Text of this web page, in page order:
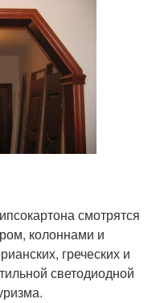
смотрятся
колоннами и
греческих и
светодиодной